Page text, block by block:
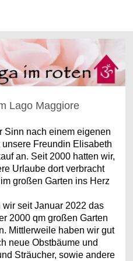
Lago Maggiore
Sinn nach einem eigenen
Freundin Elisabeth
an. Seit 2000 hatten wir,
Urlaube dort verbracht
großen Garten ins Herz
seit Januar 2022 das
2000 qm großen Garten
Mittlerweile haben wir gut
neue Obstbäume und
Sträucher, sowie andere